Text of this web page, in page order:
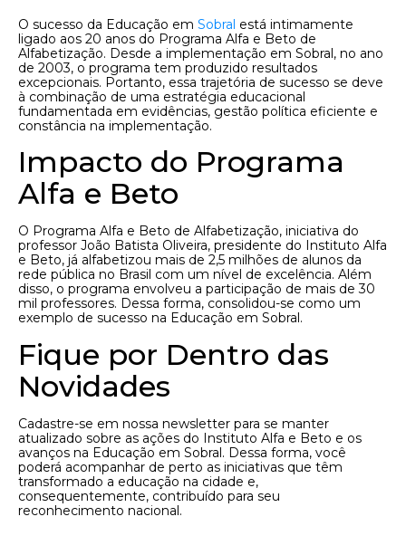
O sucesso da Educação em Sobral está intimamente
ligado aos 20 anos do Programa Alfa e Beto de
Alfabetização. Desde a implementação em Sobral, no ano
de 2003, o programa tem produzido resultados
excepcionais. Portanto, essa trajetória de sucesso se deve
à combinação de uma estratégia educacional
fundamentada em evidências, gestão política eficiente e
constância na implementação.
Impacto do Programa
Alfa e Beto
O Programa Alfa e Beto de Alfabetização, iniciativa do
professor João Batista Oliveira, presidente do Instituto Alfa
e Beto, já alfabetizou mais de 2,5 milhões de alunos da
rede pública no Brasil com um nível de excelência. Além
disso, o programa envolveu a participação de mais de 30
mil professores. Dessa forma, consolidou-se como um
exemplo de sucesso na Educação em Sobral.
Fique por Dentro das
Novidades
Cadastre-se em nossa newsletter para se manter
atualizado sobre as ações do Instituto Alfa e Beto e os
avanços na Educação em Sobral. Dessa forma, você
poderá acompanhar de perto as iniciativas que têm
transformado a educação na cidade e,
consequentemente, contribuído para seu
reconhecimento nacional.